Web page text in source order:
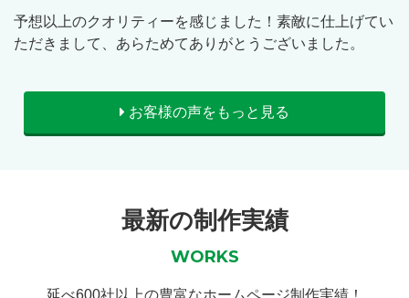
予想以上のクオリティーを感じました！素敵に仕上げてい
ただきまして、あらためてありがとうございました。
お客様の声をもっと見る
最新の制作実績
WORKS